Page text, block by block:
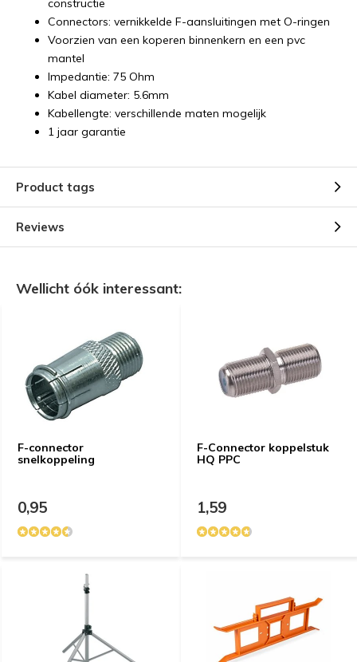
constructie
Connectors: vernikkelde F-aansluitingen met O-ringen
Voorzien van een koperen binnenkern en een pvc
mantel
Impedantie: 75 Ohm
Kabel diameter: 5.6mm
Kabellengte: verschillende maten mogelijk
1 jaar garantie
Product tags
Reviews
Wellicht óók interessant:
F-connector
snelkoppeling
0,95
F-Connector koppelstuk
HQ PPC
1,59